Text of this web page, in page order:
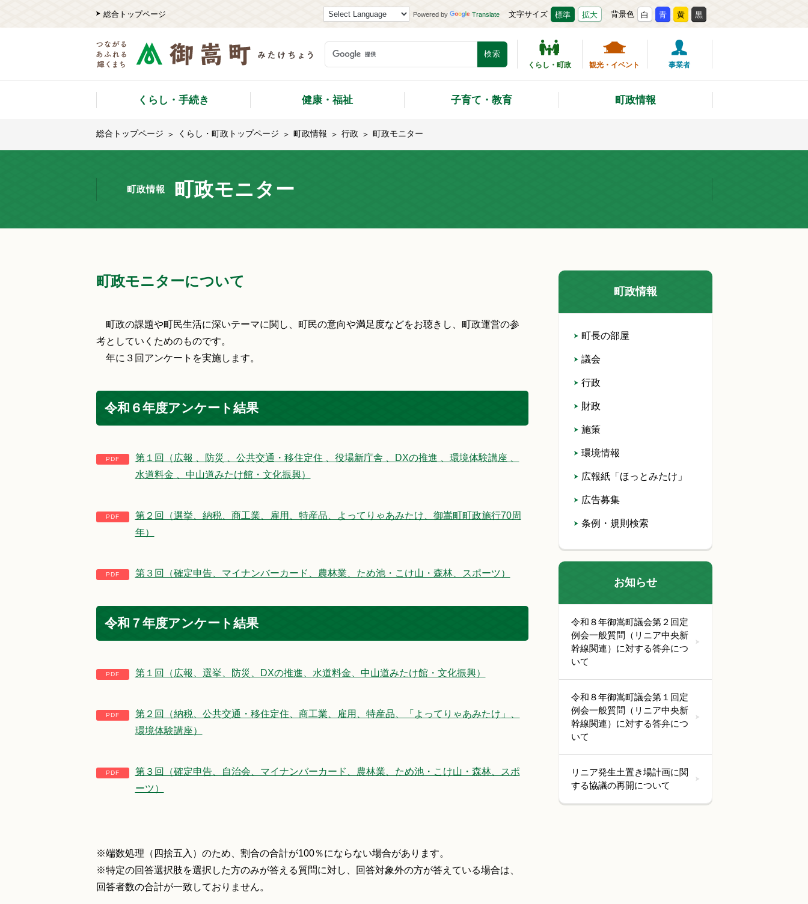
総合トップページ Powered by Translate 文字サイズ 標準 拡大 背景色 白 青 黄 黒
くらし・町政 観光・イベント 事業者
くらし・手続き 健康・福祉 子育て・教育 町政情報
総合トップページ くらし・町政トップページ 町政情報 行政 町政モニター
町政情報 町政モニター
町政モニターについて
町政の課題や町民生活に深いテーマに関し、町民の意向や満足度などをお聴きし、町政運営の参
考としていくためのものです。
年に３回アンケートを実施します。
令和６年度アンケート結果
第１回（広報 、防災 、公共交通・移住定住 、役場新庁舎 、DXの推進 、環境体験講座 、
水道料金 、中山道みたけ館・文化振興）
第２回（選挙、納税、商工業、雇用、特産品、よってりゃあみたけ、御嵩町町政施行70周
年）
第３回（確定申告、マイナンバーカード、農林業、ため池・こけ山・森林、スポーツ）
令和７年度アンケート結果
第１回（広報、選挙、防災、DXの推進、水道料金、中山道みたけ館・文化振興）
第２回（納税、公共交通・移住定住、商工業、雇用、特産品、「よってりゃあみたけ」、
環境体験講座）
第３回（確定申告、自治会、マイナンバーカード、農林業、ため池・こけ山・森林、スポ
ーツ）
※端数処理（四捨五入）のため、割合の合計が100％にならない場合があります。
※特定の回答選択肢を選択した方のみが答える質問に対し、回答対象外の方が答えている場合は、
回答者数の合計が一致しておりません。
町政情報
町長の部屋
議会
行政
財政
施策
環境情報
広報紙「ほっとみたけ」
広告募集
条例・規則検索
お知らせ
令和８年御嵩町議会第２回定
例会一般質問（リニア中央新
幹線関連）に対する答弁につ
いて
令和８年御嵩町議会第１回定
例会一般質問（リニア中央新
幹線関連）に対する答弁につ
いて
リニア発生土置き場計画に関
する協議の再開について